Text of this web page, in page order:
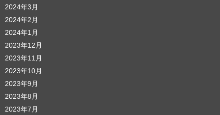
2024年3月
2024年2月
2024年1月
2023年12月
2023年11月
2023年10月
2023年9月
2023年8月
2023年7月